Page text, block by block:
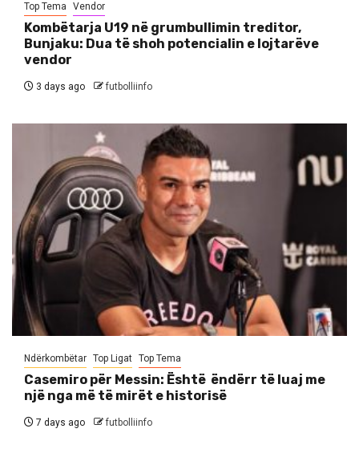
Top Tema Vendor
Kombëtarja U19 në grumbullimin treditor,
Bunjaku: Dua të shoh potencialin e lojtarëve
vendor
3 days ago futbolliinfo
Ndërkombëtar Top Ligat Top Tema
Casemiro për Messin: Është ëndërr të luaj me
një nga më të mirët e historisë
7 days ago futbolliinfo